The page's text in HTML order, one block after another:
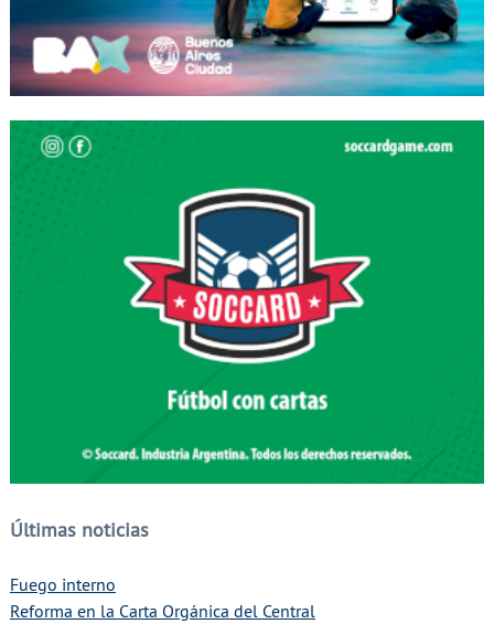
Últimas noticias
Fuego interno
Reforma en la Carta Orgánica del Central